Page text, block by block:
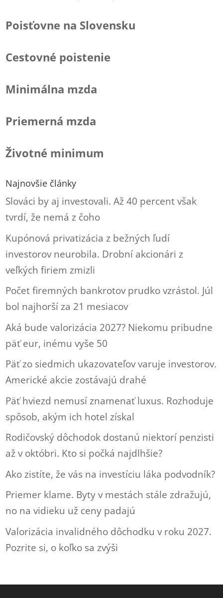
Poisťovne na Slovensku
Cestovné poistenie
Minimálna mzda
Priemerná mzda
Životné minimum
Najnovšie články
Slováci by aj investovali. Až 40 percent však
tvrdí, že nemá z čoho
Kupónová privatizácia z bežných ľudí
investorov neurobila. Drobní akcionári z
veľkých firiem zmizli
Počet firemných bankrotov prudko vzrástol. Júl
bol najhorší za 21 mesiacov
Aká bude valorizácia 2027? Niekomu pribudne
päť eur, inému vyše 50
Päť zo siedmich ukazovateľov varuje investorov.
Americké akcie zostávajú drahé
Päť hviezd nemusí znamenať luxus. Rozhoduje
spôsob, akým ich hotel získal
Rodičovský dôchodok dostanú niektorí penzisti
až v októbri. Kto si počká najdlhšie?
Ako zistíte, že vás na investíciu láka podvodník?
Priemer klame. Byty v mestách stále zdražujú,
no na vidieku už ceny padajú
Valorizácia invalidného dôchodku v roku 2027.
Pozrite si, o koľko sa zvýši